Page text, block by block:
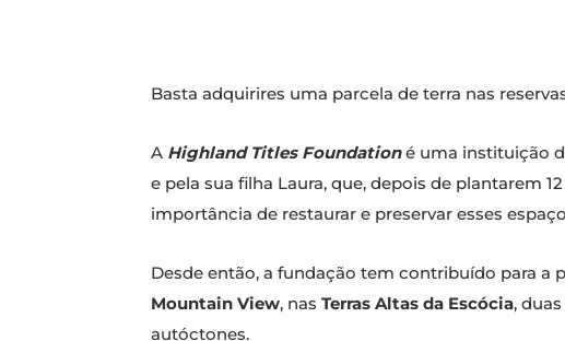
Basta adquirires uma parcela de terra nas
A Highland Titles Foundationé uma instituição
e pela sua filha Laura, que, depois de plantarem
importância de restaurar e preservar esses
Desde então, a fundação tem contribuído para a
Mountain View, nas Terras Altas da Escócia,
autóctones.